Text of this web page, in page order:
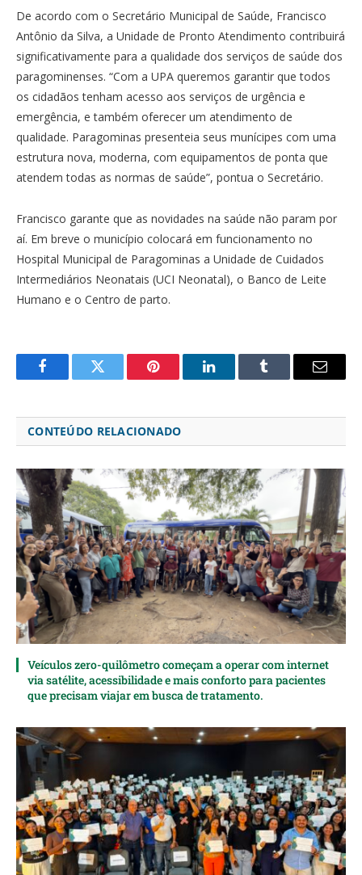
De acordo com o Secretário Municipal de Saúde, Francisco
Antônio da Silva, a Unidade de Pronto Atendimento contribuirá
significativamente para a qualidade dos serviços de saúde dos
paragominenses. “Com a UPA queremos garantir que todos
os cidadãos tenham acesso aos serviços de urgência e
emergência, e também oferecer um atendimento de
qualidade. Paragominas presenteia seus munícipes com uma
estrutura nova, moderna, com equipamentos de ponta que
atendem todas as normas de saúde”, pontua o Secretário.
Francisco garante que as novidades na saúde não param por
aí. Em breve o município colocará em funcionamento no
Hospital Municipal de Paragominas a Unidade de Cuidados
Intermediários Neonatais (UCI Neonatal), o Banco de Leite
Humano e o Centro de parto.
FacebookTwitter Pinterest LinkedInTumblr Email
CONTEÚDO RELACIONADO
Veículos zero-quilômetro começam a operar com internet
via satélite, acessibilidade e mais conforto para pacientes
que precisam viajar em busca de tratamento.